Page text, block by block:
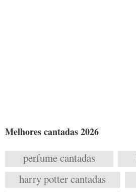
Melhores cantadas 2026
perfume cantadas
harry potter cantadas